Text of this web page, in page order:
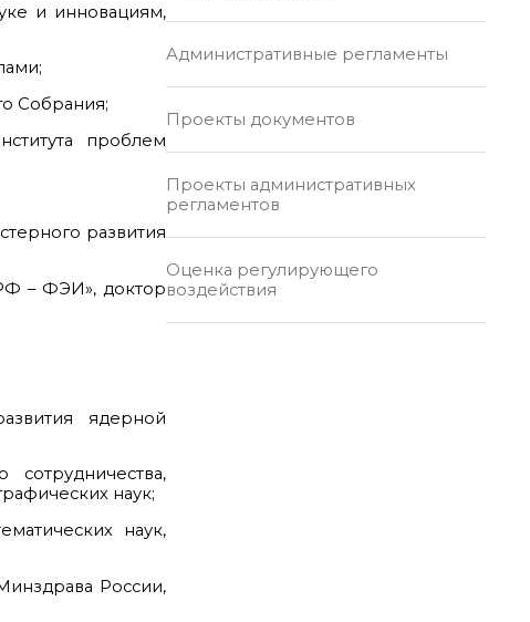
и инновациям,
Собрания;
проблем
развития
– ФЭИ», доктор
ядерной
наук;
наук,
России,
Административные регламенты
Проекты документов
Проекты административных
регламентов
Оценка регулирующего
воздействия